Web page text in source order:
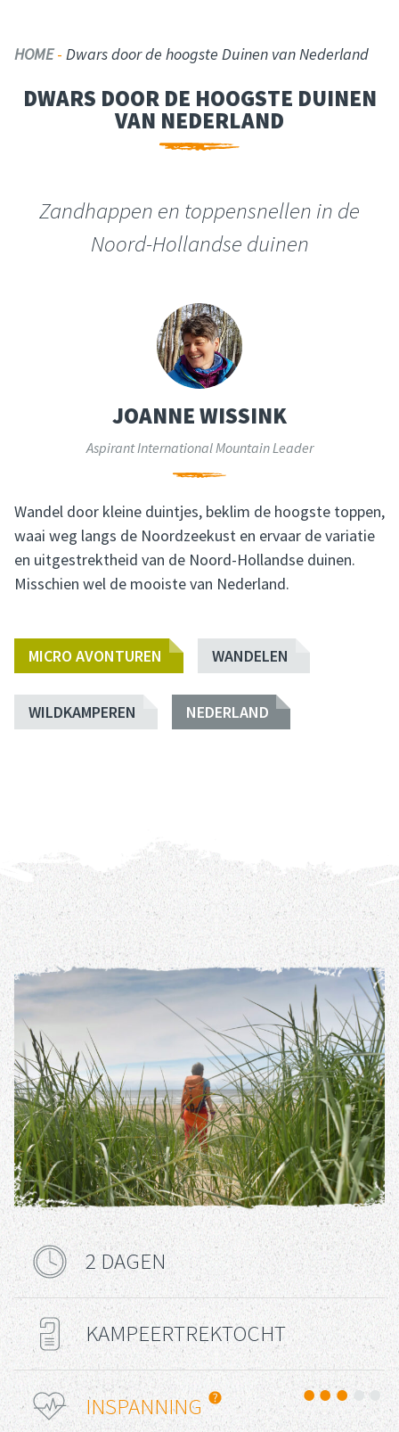
HOME- Dwars door de hoogste Duinen van Nederland
DWARS DOOR DE HOOGSTE DUINEN
VAN NEDERLAND
Zandhappen en toppensnellen in de
Noord-Hollandse duinen
JOANNE WISSINK
Aspirant International Mountain Leader
Wandel door kleine duintjes, beklim de hoogste toppen,
waai weg langs de Noordzeekust en ervaar de variatie
en uitgestrektheid van de Noord-Hollandse duinen.
Misschien wel de mooiste van Nederland.
MICRO AVONTUREN WANDELEN
WILDKAMPEREN NEDERLAND
REIS DETAILS
Reisduur
2 DAGEN
Reis Type
KAMPEERTREKTOCHT
Uitdaging
INSPANNING